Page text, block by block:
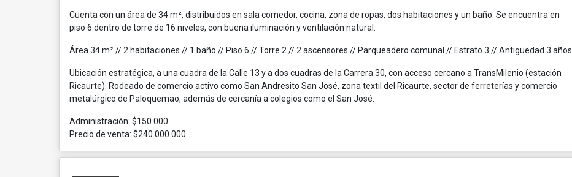
Cuenta con un área de 34 m², distribuidos en sala comedor, cocina, zona de ropas, dos habitaciones y un baño. Se encuentra en
piso 6 dentro de torre de 16 niveles, con buena iluminación y ventilación natural.
Área 34 m² // 2 habitaciones // 1 baño // Piso 6 // Torre 2 // 2 ascensores // Parqueadero comunal // Estrato 3 // Antigüedad 3 años
Ubicación estratégica, a una cuadra de la Calle 13 y a dos cuadras de la Carrera 30, con acceso cercano a TransMilenio (estación
Ricaurte). Rodeado de comercio activo como San Andresito San José, zona textil del Ricaurte, sector de ferreterías y comercio
metalúrgico de Paloquemao, además de cercanía a colegios como el San José.
Administración: $150.000
Precio de venta: $240.000.000